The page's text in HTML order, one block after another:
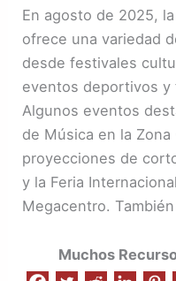
En agosto de 2025,
ofrece una variedad
desde festivales
eventos deportivos y
Algunos eventos
de Música en la
proyecciones de
y la Feria
Megacentro.
Muchos